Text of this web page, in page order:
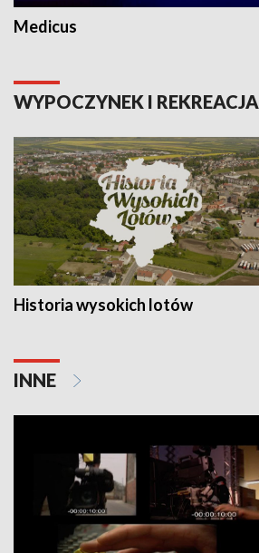
Medicus
WYPOCZYNEK I REKREACJA
Historia wysokich lotów
INNE